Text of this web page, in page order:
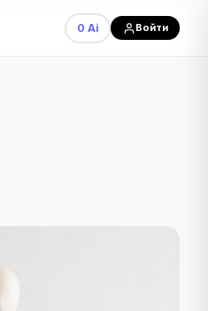
0 Ai Войти